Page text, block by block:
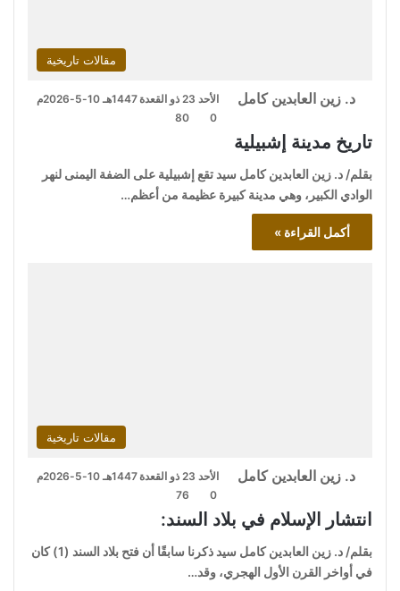
مقالات تاريخية
د. زين العابدين كامل
الأحد 23 ذو القعدة 1447هـ 10-5-2026م
0
80
تاريخ مدينة إشبيلية
بقلم/ د. زين العابدين كامل سيد تقع إشبيلية على الضفة اليمنى لنهر
الوادي الكبير، وهي مدينة كبيرة عظيمة من أعظم…
أكمل القراءة »
مقالات تاريخية
د. زين العابدين كامل
الأحد 23 ذو القعدة 1447هـ 10-5-2026م
0
76
انتشار الإسلام في بلاد السند:
بقلم/ د. زين العابدين كامل سيد ذكرنا سابقًا أن فتح بلاد السند (1) كان
في أواخر القرن الأول الهجري، وقد…